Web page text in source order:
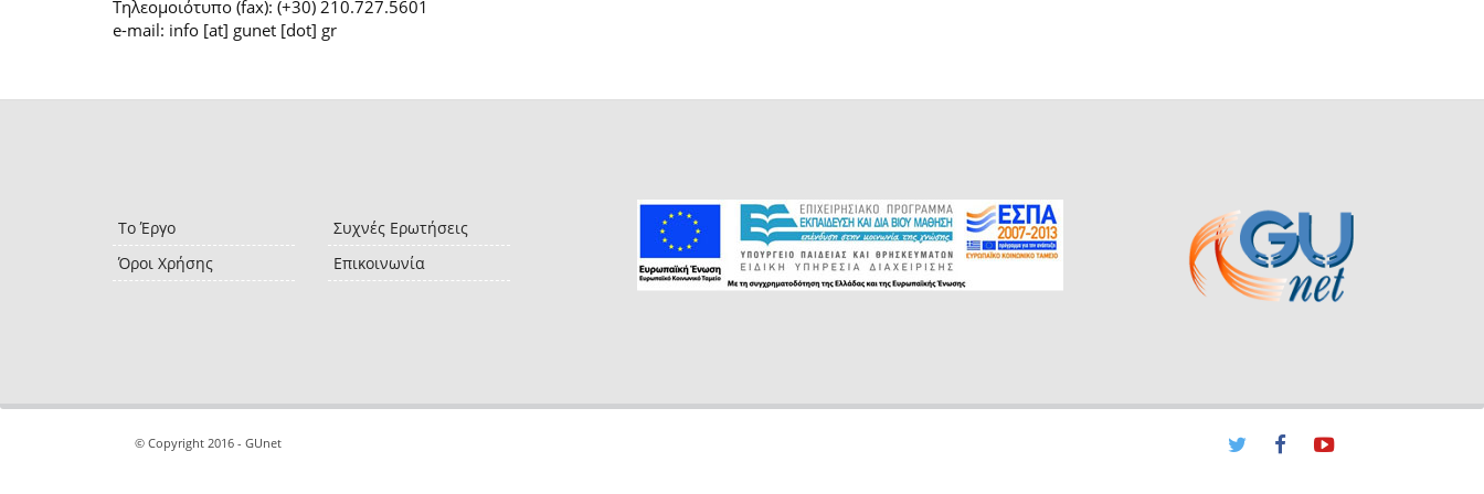
Τηλεομοιότυπο (fax): (+30) 210.727.5601
e-mail: info [at] gunet [dot] gr
Το Έργο
Όροι Χρήσης
Συχνές Ερωτήσεις
Επικοινωνία
© Copyright 2016 - GUnet